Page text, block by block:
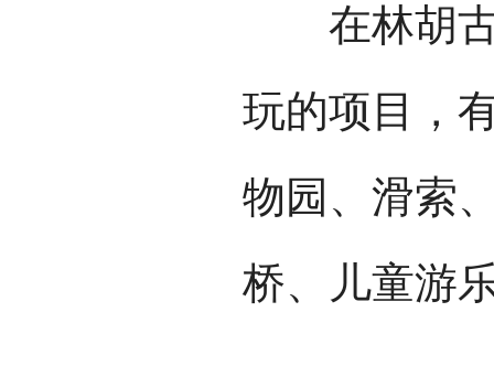
在林胡古
玩的项目，
物园、滑索
桥、儿童游